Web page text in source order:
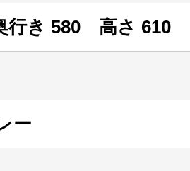
き 580 高さ 610
ー